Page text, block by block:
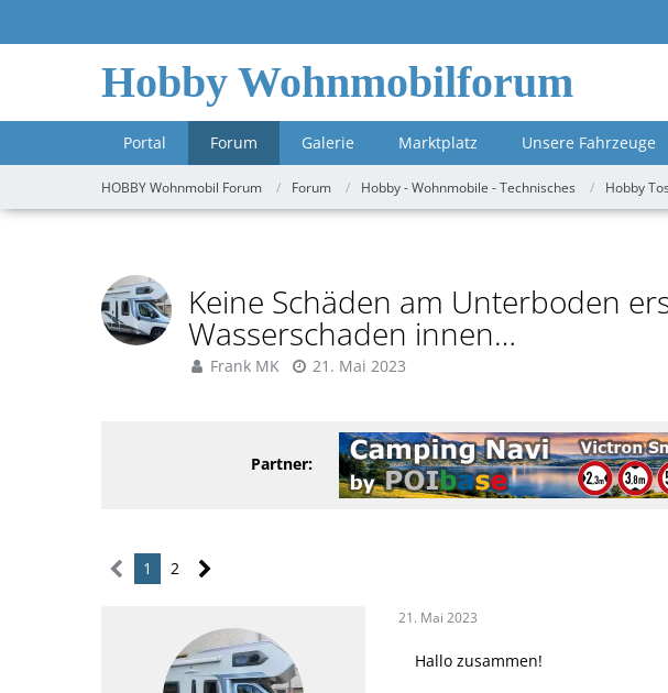
Hobby Wohnmobilforum
Portal Forum Galerie Marktplatz Unsere Fahrzeuge
HOBBY Wohnmobil Forum Forum Hobby - Wohnmobile - Technisches Hobby
Keine Schäden am Unterboden
Wasserschaden innen…
Frank MK 21. Mai 2023
Partner:
1 2
21. Mai 2023
Hallo zusammen!